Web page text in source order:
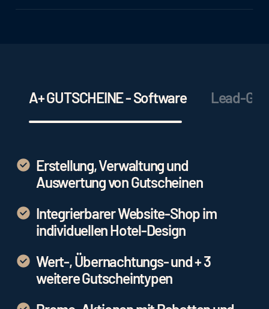
A+ GUTSCHEINE - Software Lead-
Erstellung, Verwaltung und
Auswertung von Gutscheinen
Integrierbarer Website-Shop im
individuellen Hotel-Design
Wert-, Übernachtungs- und + 3
weitere Gutscheintypen